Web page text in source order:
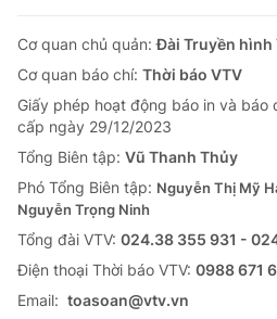
Cơ quan chủ quản:Đài Truyền hình
Cơ quan báo chí: Thời báo VTV
Giấy phép hoạt động báo in và báo
cấp ngày 29/12/2023
Tổng Biên tập: Vũ Thanh Thủy
Phó Tổng Biên tập: Nguyễn Thị Mỹ
Nguyễn Trọng Ninh
Tổng đài VTV: 024.38 355 931 -
Ðiện thoại Thời báo VTV: 0988 671
Email: toasoan@vtv.vn